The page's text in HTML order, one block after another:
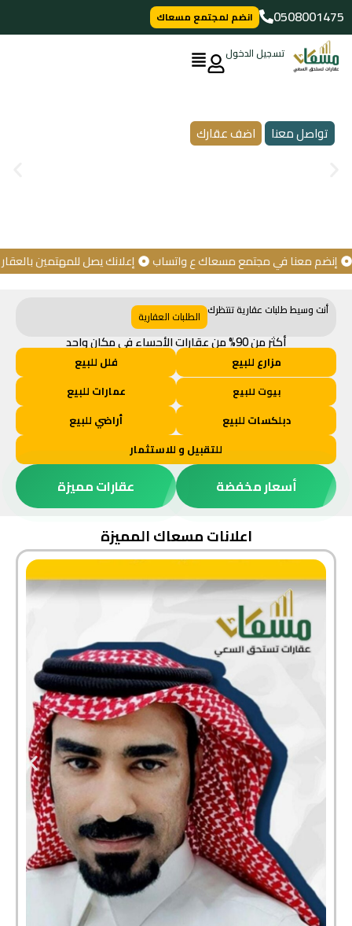
المحتوى
0508001475
انضم لمجتمع مسعاك
تسجيل الدخول
تواصل معنا اضف عقارك
معنا في مجتمع مسعاك ع واتساب إعلانك يصل للمهتمين بالعقار
أنت وسيط طلبات عقارية تنتظرك الطلبات العقارية
أكثر من 90% من عقارات الأحساء في مكان واحد
مزارع للبيع فلل للبيع
بيوت للبيع
عمارات للبيع
دبلكسات للبيع
أراضي للبيع
للتقبيل و للاستثمار
أسعار مخفضة عقارات مميزة
اعلانات مسعاك المميزة